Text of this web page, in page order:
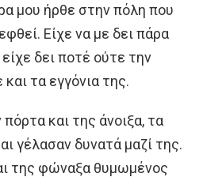
μου ήρθε στην πόλη που
Είχε να με δει πάρα
δει ποτέ ούτε την
τα εγγόνια της.
και της άνοιξα, τα
γέλασαν δυνατά μαζί της.
της φώναξα θυμωμένος